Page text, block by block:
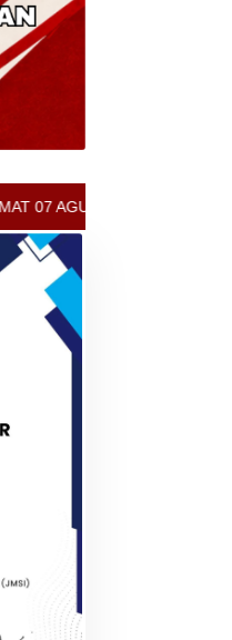
- ARCIS BERASTAGI :